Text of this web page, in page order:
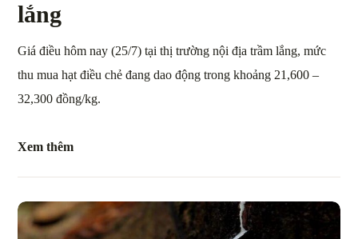
lắng
Giá điều hôm nay (25/7) tại thị trường nội địa trầm lắng, mức
thu mua hạt điều chẻ đang dao động trong khoảng 21,600 –
32,300 đồng/kg.
Xem thêm